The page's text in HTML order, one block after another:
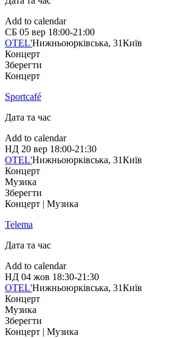
Add to calendar
СБ 05 вер 18:00-21:00
OTEL'Нижньоюрківська, 31Київ
Концерт
Зберегти
Концерт
Sportcafé
Дата та час
Add to calendar
НД 20 вер 18:00-21:30
OTEL'Нижньоюрківська, 31Київ
Концерт
Музика
Зберегти
Концерт | Музика
Telema
Дата та час
Add to calendar
НД 04 жов 18:30-21:30
OTEL'Нижньоюрківська, 31Київ
Концерт
Музика
Зберегти
Концерт | Музика